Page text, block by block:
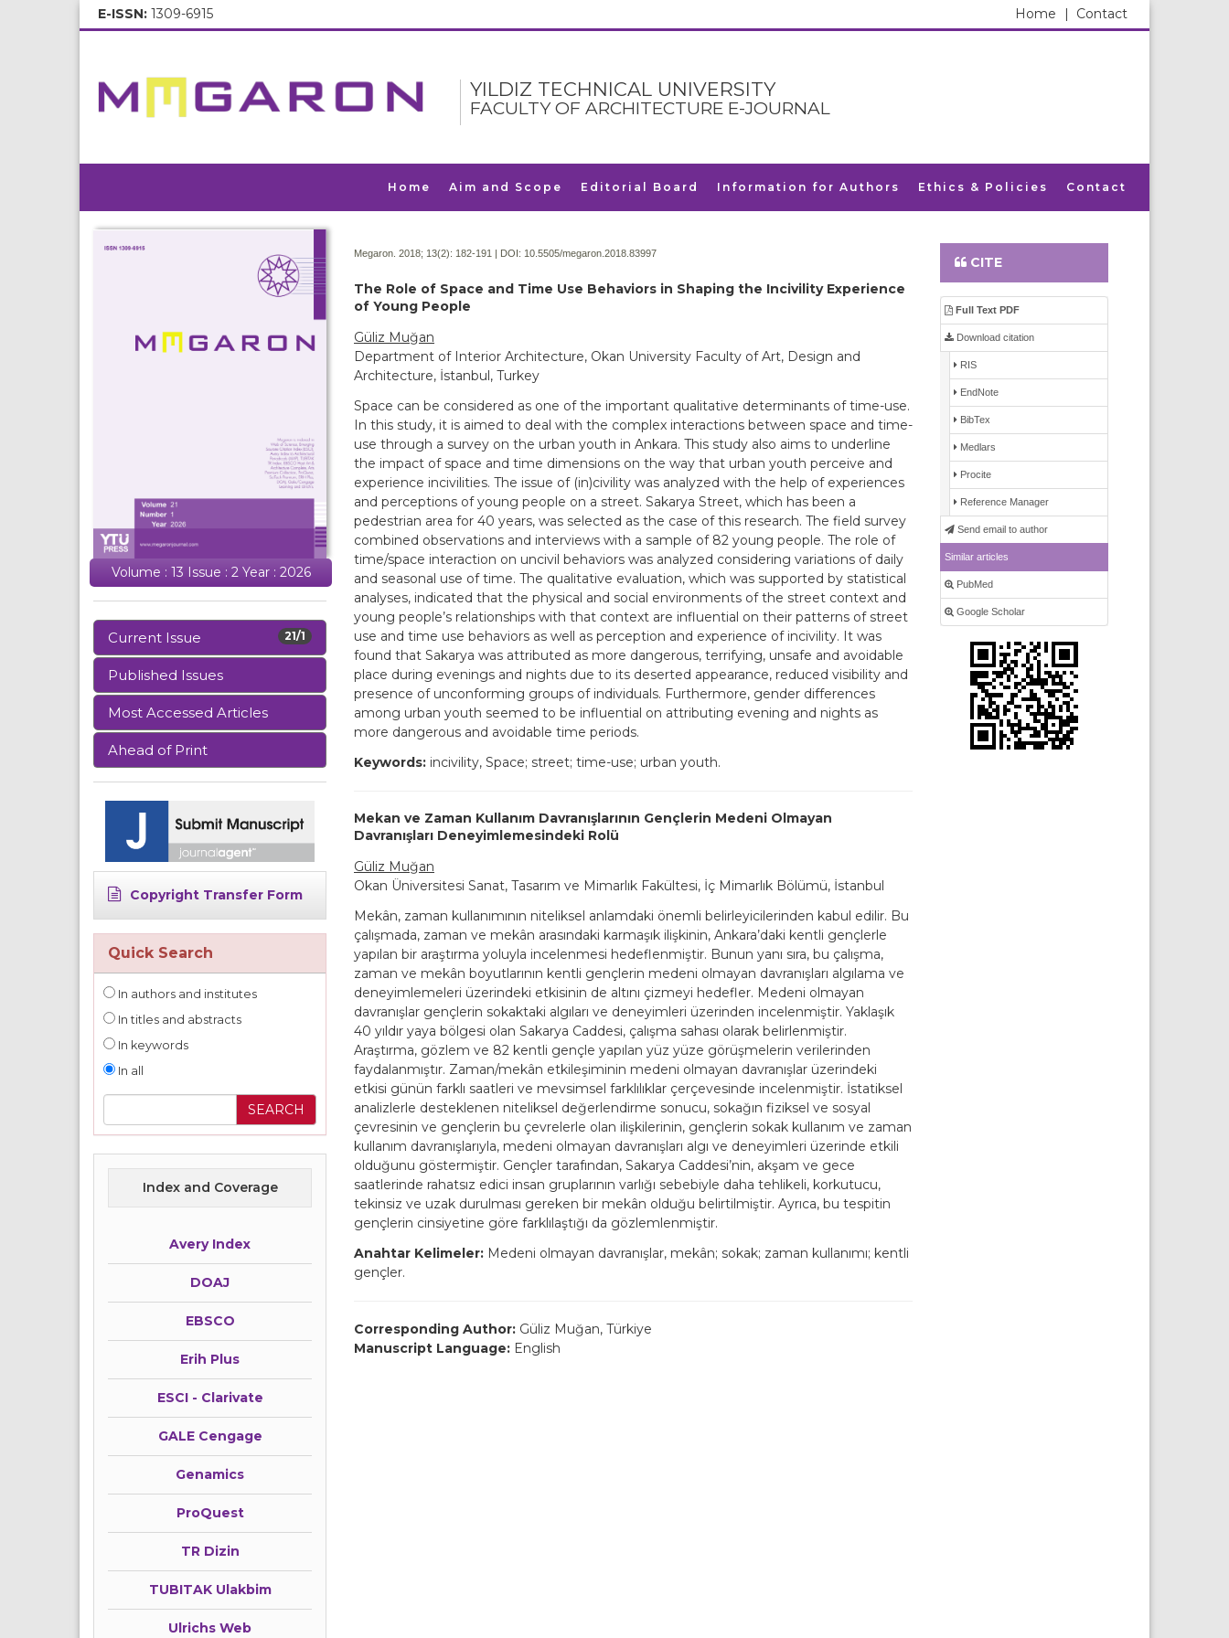
E-ISSN: 1309-6915 Contact
Home |
YILDIZ TECHNICAL UNIVERSITY
FACULTY OF ARCHITECTURE E-JOURNAL
Home Aim and Scope Editorial Board Information for Authors Ethics & Policies Contact
Volume : 13 Issue : 2 Year : 2026
21/1
Current Issue
Published Issues
Most Accessed Articles
Ahead of Print
Copyright Transfer Form
Quick Search
In authors and institutes
In titles and abstracts
In keywords
In all
Index and Coverage
Avery Index
DOAJ
EBSCO
Erih Plus
ESCI - Clarivate
GALE Cengage
Genamics
ProQuest
TR Dizin
TUBITAK Ulakbim
Ulrichs Web
Megaron. 2018; 13(2): 182-191 | DOI: 10.5505/megaron.2018.83997
The Role of Space and Time Use Behaviors in Shaping the Incivility Experience
of Young People
Güliz Muğan
Department of Interior Architecture, Okan University Faculty of Art, Design and
Architecture, İstanbul, Turkey
Space can be considered as one of the important qualitative determinants of time-use.
In this study, it is aimed to deal with the complex interactions between space and time-
use through a survey on the urban youth in Ankara. This study also aims to underline
the impact of space and time dimensions on the way that urban youth perceive and
experience incivilities. The issue of (in)civility was analyzed with the help of experiences
and perceptions of young people on a street. Sakarya Street, which has been a
pedestrian area for 40 years, was selected as the case of this research. The field survey
combined observations and interviews with a sample of 82 young people. The role of
time/space interaction on uncivil behaviors was analyzed considering variations of daily
and seasonal use of time. The qualitative evaluation, which was supported by statistical
analyses, indicated that the physical and social environments of the street context and
young people’s relationships with that context are influential on their patterns of street
use and time use behaviors as well as perception and experience of incivility. It was
found that Sakarya was attributed as more dangerous, terrifying, unsafe and avoidable
place during evenings and nights due to its deserted appearance, reduced visibility and
presence of unconforming groups of individuals. Furthermore, gender differences
among urban youth seemed to be influential on attributing evening and nights as
more dangerous and avoidable time periods.
Keywords: incivility, Space; street; time-use; urban youth.
Mekan ve Zaman Kullanım Davranışlarının Gençlerin Medeni Olmayan
Davranışları Deneyimlemesindeki Rolü
Güliz Muğan
Okan Üniversitesi Sanat, Tasarım ve Mimarlık Fakültesi, İç Mimarlık Bölümü, İstanbul
Mekân, zaman kullanımının niteliksel anlamdaki önemli belirleyicilerinden kabul edilir. Bu
çalışmada, zaman ve mekân arasındaki karmaşık ilişkinin, Ankara’daki kentli gençlerle
yapılan bir araştırma yoluyla incelenmesi hedeflenmiştir. Bunun yanı sıra, bu çalışma,
zaman ve mekân boyutlarının kentli gençlerin medeni olmayan davranışları algılama ve
deneyimlemeleri üzerindeki etkisinin de altını çizmeyi hedefler. Medeni olmayan
davranışlar gençlerin sokaktaki algıları ve deneyimleri üzerinden incelenmiştir. Yaklaşık
40 yıldır yaya bölgesi olan Sakarya Caddesi, çalışma sahası olarak belirlenmiştir.
Araştırma, gözlem ve 82 kentli gençle yapılan yüz yüze görüşmelerin verilerinden
faydalanmıştır. Zaman/mekân etkileşiminin medeni olmayan davranışlar üzerindeki
etkisi günün farklı saatleri ve mevsimsel farklılıklar çerçevesinde incelenmiştir. İstatiksel
analizlerle desteklenen niteliksel değerlendirme sonucu, sokağın fiziksel ve sosyal
çevresinin ve gençlerin bu çevrelerle olan ilişkilerinin, gençlerin sokak kullanım ve zaman
kullanım davranışlarıyla, medeni olmayan davranışları algı ve deneyimleri üzerinde etkili
olduğunu göstermiştir. Gençler tarafından, Sakarya Caddesi’nin, akşam ve gece
saatlerinde rahatsız edici insan gruplarının varlığı sebebiyle daha tehlikeli, korkutucu,
tekinsiz ve uzak durulması gereken bir mekân olduğu belirtilmiştir. Ayrıca, bu tespitin
gençlerin cinsiyetine göre farklılaştığı da gözlemlenmiştir.
Anahtar Kelimeler: Medeni olmayan davranışlar, mekân; sokak; zaman kullanımı; kentli
gençler.
Corresponding Author: Güliz Muğan, Türkiye
Manuscript Language: English
CITE
Full Text PDF
Download citation
RIS
EndNote
BibTex
Medlars
Procite
Reference Manager
Send email to author
Similar articles
PubMed
Google Scholar